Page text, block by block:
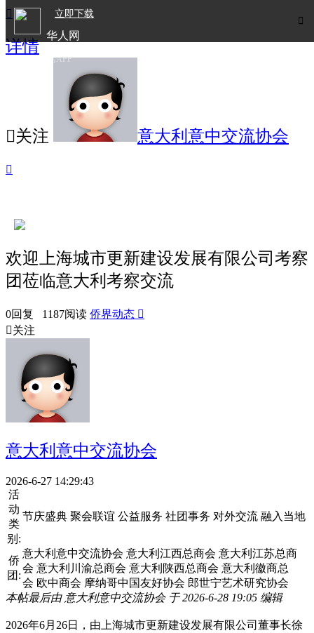

立即下载
华人网
欧洲华人生活APP

详情
关注 意大利意中交流协会

欢迎上海城市更新建设发展有限公司考察
团莅临意大利考察交流
0回复 1187阅读 侨界动态 
关注
意大利意中交流协会
2026-6-27 14:29:43
活
动
类
别:
节庆盛典 聚会联谊 公益服务 社团事务 对外交流 融入当地
侨
团:
意大利意中交流协会 意大利江西总商会 意大利江苏总商
会 意大利川渝总商会 意大利陕西总商会 意大利徽商总
会 欧中商会 摩纳哥中国友好协会 郎世宁艺术研究协会
本帖最后由 意大利意中交流协会 于 2026-6-28 19:05 编辑
2026年6月26日，由上海城市更新建设发展有限公司董事长徐